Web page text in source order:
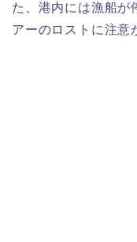
た、港内には漁船が
アーのロストに注意